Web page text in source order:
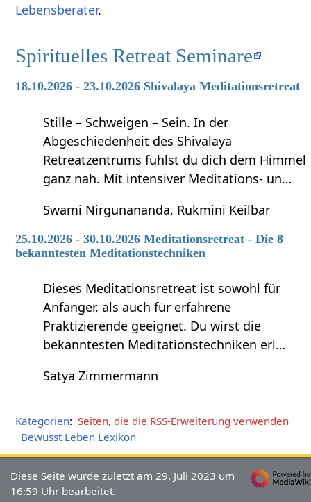
Lebensberater.
Spirituelles Retreat Seminare
18.10.2026 - 23.10.2026 Shivalaya Meditationsretreat
Stille – Schweigen – Sein. In der
Abgeschiedenheit des Shivalaya
Retreatzentrums fühlst du dich dem Himmel
ganz nah. Mit intensiver Meditations- un…
Swami Nirgunananda, Rukmini Keilbar
25.10.2026 - 30.10.2026 Meditationsretreat - Die 8
bekanntesten Meditationstechniken
Dieses Meditationsretreat ist sowohl für
Anfänger, als auch für erfahrene
Praktizierende geeignet. Du wirst die
bekanntesten Meditationstechniken erl…
Satya Zimmermann
Kategorien: Seiten, die die RSS-Erweiterung verwenden
Bewusst Leben Lexikon
Diese Seite wurde zuletzt am 29. Juli 2023 um
16:59 Uhr bearbeitet.